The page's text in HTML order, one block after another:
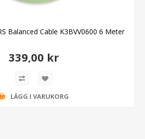
Balanced Cable K3BVV0600 6 Meter
339,00 kr
LÄGG I VARUKORG